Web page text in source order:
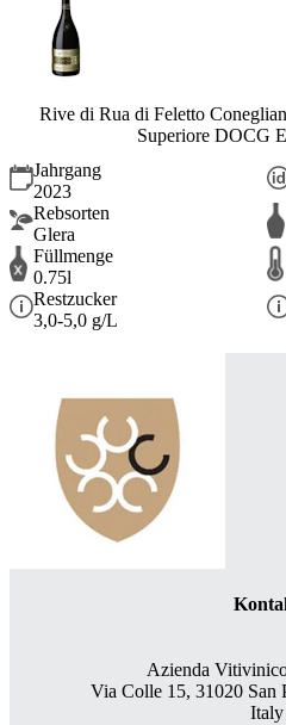
Rive di Rua di Feletto
Superiore DOCG
Jahrgang
2023
Rebsorten
Glera
Füllmenge
0.75l
Restzucker
3,0-5,0 g/L
Azienda
Via Colle 15, 31020 San
Italy